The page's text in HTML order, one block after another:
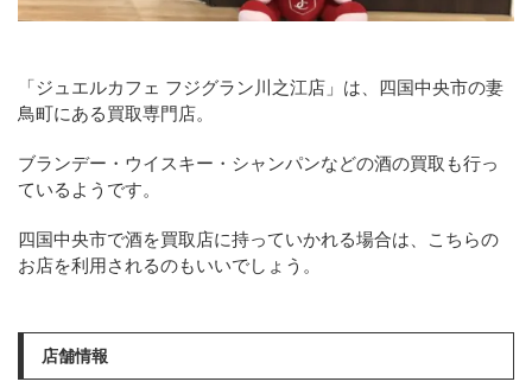
「ジュエルカフェ フジグラン川之江店」は、四国中央市の妻
鳥町にある買取専門店。
ブランデー・ウイスキー・シャンパンなどの酒の買取も行っ
ているようです。
四国中央市で酒を買取店に持っていかれる場合は、こちらの
お店を利用されるのもいいでしょう。
店舗情報